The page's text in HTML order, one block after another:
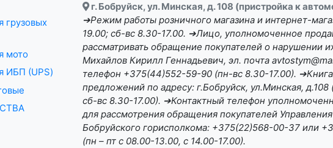
мото
(UPS)
г. Бобруйск, ул. Минская, д. 108 (пристройка к
➔Режим работы розничного магазина и интернет-
19.00; сб-вс 8.30-17.00. ➔Лицо, уполномоченное
рассматривать обращение покупателей о нарушении
Михайлов Кирилл Геннадьевич, эл. почта
телефон +375(44)552-59-90 (пн-вс 8.30-17.00).
предложений по адресу: г.Бобруйск, ул.Минская,
сб-вс 8.30-17.00). ➔Контактный телефон
для рассмотрения обращения покупателей
Бобруйского горисполкома: +375(22)568-00-37 или
(пн – пт с 08.00-13.00, с 14.00-17.00).